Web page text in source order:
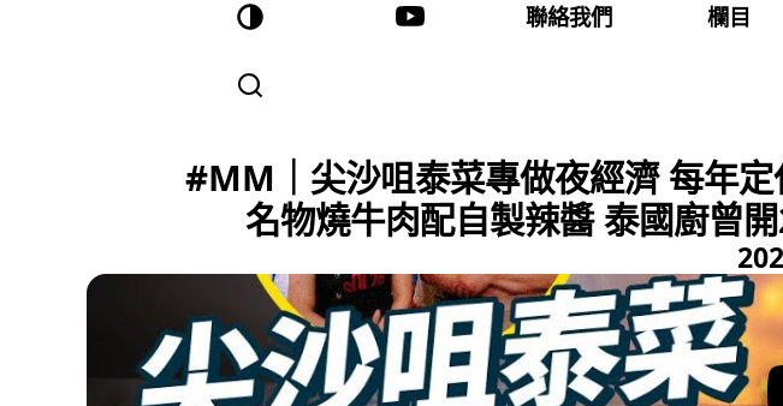
聯絡我們 欄目
#MM｜尖沙咀泰菜專做夜經濟 每年
名物燒牛肉配自製辣醬 泰國廚曾